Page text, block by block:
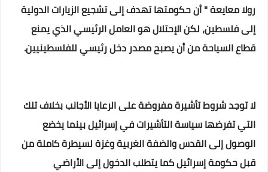
رولا معايعة " أن حكومتها تهدف إلى تشجيع الزيارات الدولية
إلى فلسطين، لكن الإحتلال هو العامل الرئيسي الذي يمنع
قطاع السياحة من أن يصبح مصدر دخل رئيسي للفلسطينيين.
لا توجد شروط تأشيرة مفروضة على الرعايا الأجانب بخلاف تلك
التي تفرضها سياسة التأشيرات في إسرائيل بينما يخضع
الوصول إلى القدس والضفة الغربية وغزة لسيطرة كاملة من
قبل حكومة إسرائيل كما يتطلب الدخول إلى الأراضي